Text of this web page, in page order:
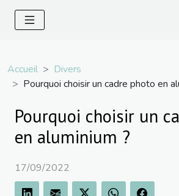
Accueil
Divers
Pourquoi choisir un cadre photo en
Pourquoi choisir un
en aluminium ?
17/09/2022